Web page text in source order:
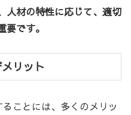
人材の特性に応じて、適切
です。
リット
ことには、多くのメリッ